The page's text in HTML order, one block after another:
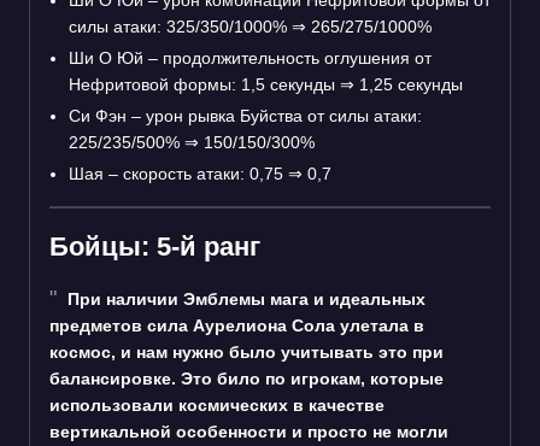
силы атаки: 325/350/1000% ⇒ 265/275/1000%
Ши О Юй – продолжительность оглушения от
Нефритовой формы: 1,5 секунды ⇒ 1,25 секунды
Си Фэн – урон рывка Буйства от силы атаки:
225/235/500% ⇒ 150/150/300%
Шая – скорость атаки: 0,75 ⇒ 0,7
Бойцы: 5-й ранг
При наличии Эмблемы мага и идеальных
предметов сила Аурелиона Сола улетала в
космос, и нам нужно было учитывать это при
балансировке. Это било по игрокам, которые
использовали космических в качестве
вертикальной особенности и просто не могли